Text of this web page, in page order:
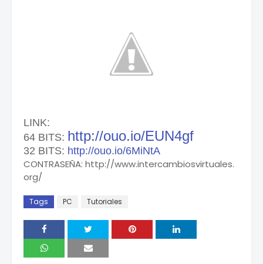
LINK:
64 BITS: http://ouo.io/EUN4gf
32 BITS: http://ouo.io/6MiNtA
CONTRASEÑA: http://www.intercambiosvirtuales.
org/
Tags PC Tutoriales